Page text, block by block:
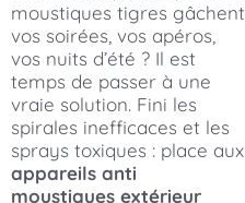
moustiques tigres gâchent
vos soirées, vos apéros,
vos nuits d’été ? Il est
temps de passer à une
vraie solution. Fini les
spirales inefficaces et les
sprays toxiques : place aux
appareils anti
moustiques extérieur